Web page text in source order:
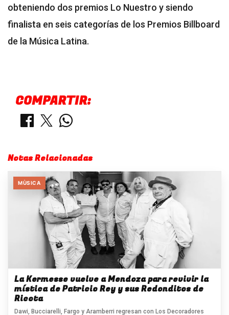
obteniendo dos premios Lo Nuestro y siendo
finalista en seis categorías de los Premios Billboard
de la Música Latina.
COMPARTIR:
Notas Relacionadas
MÙSICA
La Kermesse vuelve a Mendoza para revivir la
mística de Patricio Rey y sus Redonditos de
Ricota
Dawi, Bucciarelli, Fargo y Aramberri regresan con Los Decoradores